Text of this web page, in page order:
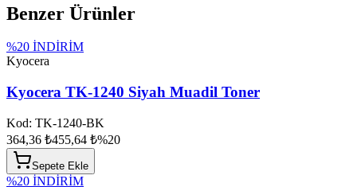
Benzer Ürünler
%20 İNDİRİM
Kyocera
Kyocera TK-1240 Siyah Muadil Toner
Kod: TK-1240-BK
364,36 ₺455,64 ₺%20
Sepete Ekle
%20 İNDİRİM